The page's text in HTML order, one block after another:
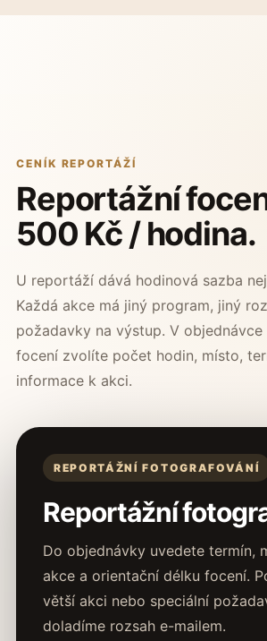
CENÍK REPORTÁŽÍ
Reportážní
500 Kč / hodina.
U reportáží dává hodinová sazba
Každá akce má jiný program, jiný
požadavky na výstup. V
focení zvolíte počet hodin, místo,
informace k akci.
REPORTÁŽNÍ FOTOGRAFOVÁNÍ
Reportážní
Do objednávky uvedete termín,
akce a orientační délku focení.
větší akci nebo speciální
doladíme rozsah e-mailem.